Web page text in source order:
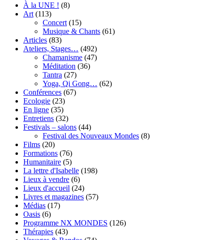
À la UNE ! (8)
Art (113)
Concert (15)
Musique & Chants (61)
Articles (83)
Ateliers, Stages… (492)
Chamanisme (47)
Méditation (36)
Tantra (27)
Yoga, Qi Gong… (62)
Conférences (67)
Ecologie (23)
En ligne (35)
Entretiens (32)
Festivals – salons (44)
Festival des Nouveaux Mondes (8)
Films (20)
Formations (76)
Humanitaire (5)
La lettre d'Isabelle (198)
Lieux à vendre (6)
Lieux d'accueil (24)
Livres et magazines (57)
Médias (17)
Oasis (6)
Programme NX MONDES (126)
Thérapies (43)